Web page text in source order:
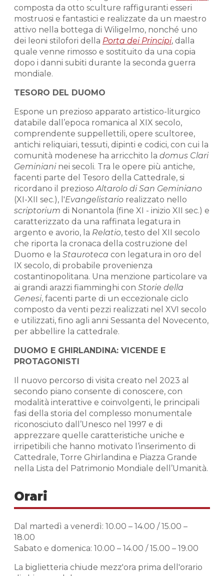
composta da otto sculture raffiguranti esseri
mostruosi e fantastici e realizzate da un maestro
attivo nella bottega di Wiligelmo, nonché uno
dei leoni stilofori della Porta dei Principi, dalla
quale venne rimosso e sostituito da una copia
dopo i danni subiti durante la seconda guerra
mondiale.
TESORO DEL DUOMO
Espone un prezioso apparato artistico-liturgico
databile dall’epoca romanica al XIX secolo,
comprendente suppellettili, opere scultoree,
antichi reliquiari, tessuti, dipinti e codici, con cui la
comunità modenese ha arricchito la domus Clari
Geminianinei secoli. Tra le opere più antiche,
facenti parte del Tesoro della Cattedrale, si
ricordano il preziosoAltarolo di San Geminiano
(XI-XII sec.), l'Evangelistario realizzato nello
scriptorium di Nonantola (fine XI - inizio XII sec.) e
caratterizzato da una raffinata legatura in
argento e avorio, la Relatio, testo del XII secolo
che riporta la cronaca della costruzione del
Duomo e la Stauroteca con legatura in oro del
IX secolo, di probabile provenienza
costantinopolitana. Una menzione particolare va
ai grandi arazzi fiamminghi con Storie della
Genesi, facenti parte di un eccezionale ciclo
composto da venti pezzi realizzati nel XVI secolo
e utilizzati, fino agli anni Sessanta del Novecento,
per abbellire la cattedrale.
DUOMO E GHIRLANDINA: VICENDE E
PROTAGONISTI
Il nuovo percorso di visita creato nel 2023 al
secondo piano consente di conoscere, con
modalità interattive e coinvolgenti, le principali
fasi della storia del complesso monumentale
riconosciuto dall’Unesco nel 1997 e di
apprezzare quelle caratteristiche uniche e
irripetibili che hanno motivato l’inserimento di
Cattedrale, Torre Ghirlandina e Piazza Grande
nella Lista del Patrimonio Mondiale dell’Umanità.
Orari
Dal martedì a venerdì: 10.00 – 14.00 / 15.00 –
18.00
Sabato e domenica: 10.00 – 14.00 / 15.00 – 19.00
La biglietteria chiude mezz'ora prima dell'orario